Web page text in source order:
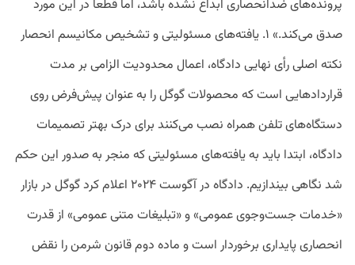
پرونده‌های ضدانحصاری ابداع نشده باشد، اما قطعاً در این مورد
صدق می‌کند.» ۱. یافته‌های مسئولیتی و تشخیص مکانیسم انحصار
نکته اصلی رأی نهایی دادگاه، اعمال محدودیت الزامی بر مدت
قراردادهایی است که محصولات گوگل را به عنوان پیش‌فرض روی
دستگاه‌های تلفن همراه نصب می‌کنند برای درک بهتر تصمیمات
دادگاه، ابتدا باید به یافته‌های مسئولیتی که منجر به صدور این حکم
شد نگاهی بیندازیم. دادگاه در آگوست ۲۰۲۴ اعلام کرد گوگل در بازار
«خدمات جست‌وجوی عمومی» و «تبلیغات متنی عمومی» از قدرت
انحصاری پایداری برخوردار است و ماده دوم قانون شرمن را نقض